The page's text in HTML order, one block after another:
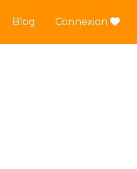
Blog Connexion